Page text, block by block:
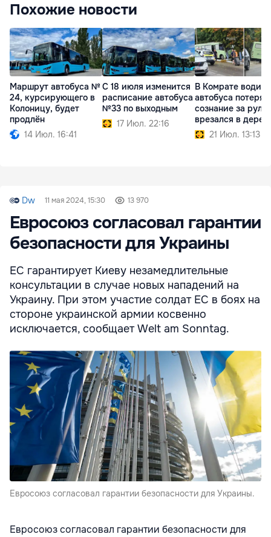
Похожие новости
Маршрут автобуса №
24, курсирующего в
Колоницу, будет
продлён
14 Июл. 16:41
С 18 июля изменится
расписание автобуса
№33 по выходным
17 Июл. 22:16
В Комрате
автобуса потерял
сознание за
врезался в
21 Июл. 13:13
Dw 11 мая 2024, 15:30 13 970
Евросоюз согласовал гарантии
безопасности для Украины
ЕС гарантирует Киеву незамедлительные
консультации в случае новых нападений на
Украину. При этом участие солдат ЕС в боях на
стороне украинской армии косвенно
исключается, сообщает Welt am Sonntag.
Евросоюз согласовал гарантии безопасности для Украины.
Евросоюз согласовал гарантии безопасности для